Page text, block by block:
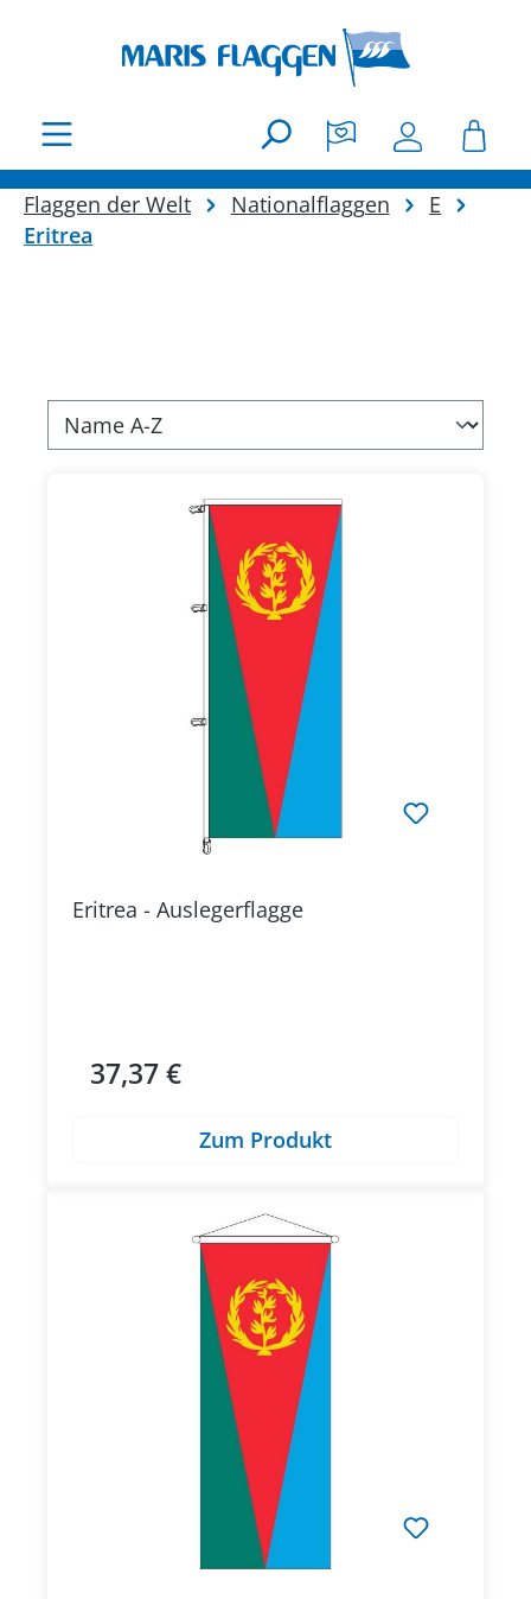
Flaggen der Welt Nationalflaggen
E
Eritrea
Eritrea - Auslegerflagge
Regulärer Preis:
37,37 €
Zum Produkt